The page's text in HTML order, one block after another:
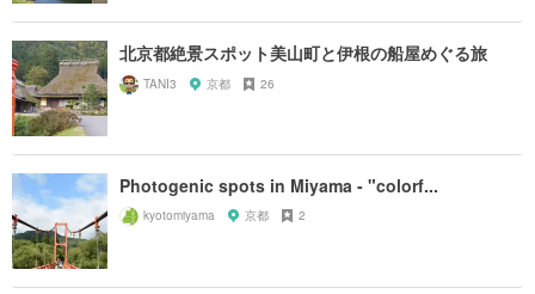
北京都絶景スポット美山町と伊根の船屋めぐる旅
TANI3 京都 26
Photogenic spots in Miyama - "colorf...
kyotomiyama 京都 2